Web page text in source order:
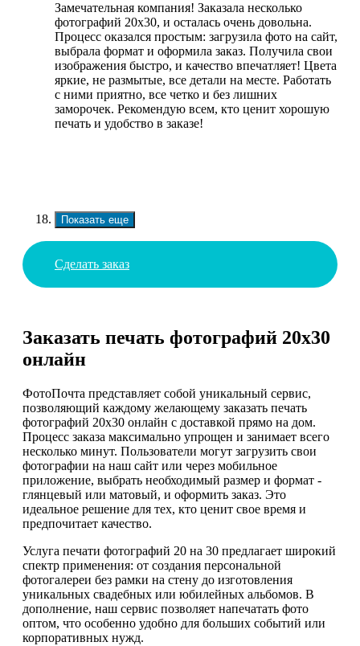
Замечательная компания! Заказала несколько
фотографий 20х30, и осталась очень довольна.
Процесс оказался простым: загрузила фото на сайт,
выбрала формат и оформила заказ. Получила свои
изображения быстро, и качество впечатляет! Цвета
яркие, не размытые, все детали на месте. Работать
с ними приятно, все четко и без лишних
заморочек. Рекомендую всем, кто ценит хорошую
печать и удобство в заказе!
Показать еще
Сделать заказ
Заказать печать фотографий 20х30
онлайн
ФотоПочта представляет собой уникальный сервис,
позволяющий каждому желающему заказать печать
фотографий 20х30 онлайн с доставкой прямо на дом.
Процесс заказа максимально упрощен и занимает всего
несколько минут. Пользователи могут загрузить свои
фотографии на наш сайт или через мобильное
приложение, выбрать необходимый размер и формат -
глянцевый или матовый, и оформить заказ. Это
идеальное решение для тех, кто ценит свое время и
предпочитает качество.
Услуга печати фотографий 20 на 30 предлагает широкий
спектр применения: от создания персональной
фотогалереи без рамки на стену до изготовления
уникальных свадебных или юбилейных альбомов. В
дополнение, наш сервис позволяет напечатать фото
оптом, что особенно удобно для больших событий или
корпоративных нужд.